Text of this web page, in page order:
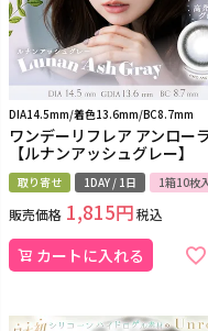
DIA14.5mm/着色13.6mm/BC8.7mm
ワンデーリフレア アンローラ
【ルナンアッシュグレー】
取り寄せ 1DAY / 1日 1箱10枚
販売価格 1,815 税込
カートに入れる